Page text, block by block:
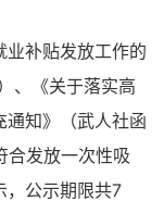
业补贴发放工作的
、《关于落实高
通知》（武人社函
合发放一次性吸
，公示期限共7